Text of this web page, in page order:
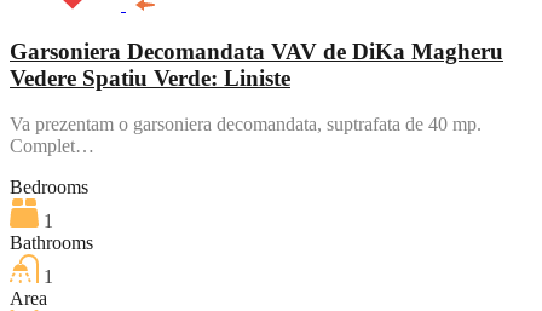
Garsoniera Decomandata VAV de DiKa Magheru
Vedere Spatiu Verde: Liniste
Va prezentam o garsoniera decomandata, suptrafata de 40 mp.
Complet…
Bedrooms
1
Bathrooms
1
Area